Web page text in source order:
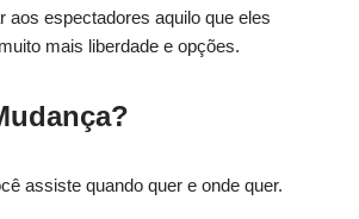
aos espectadores aquilo que eles
mais liberdade e opções.
assiste quando quer e onde quer.